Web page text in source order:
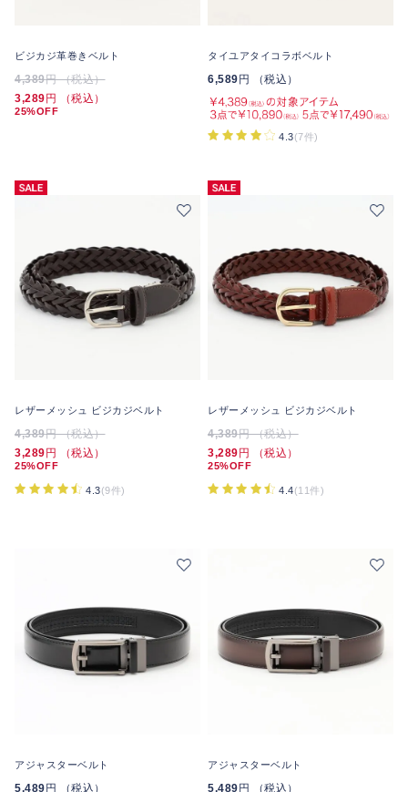
ビジカジ革巻きベルト
4,389円 （税込）
3,289 円 （税込）
25%OFF
タイユアタイコラボベルト
6,589 円 （税込）
4.3(7件)
レザーメッシュ ビジカジベルト
4,389円 （税込）
3,289 円 （税込）
25%OFF
4.3(9件)
レザーメッシュ ビジカジベルト
4,389円 （税込）
3,289 円 （税込）
25%OFF
4.4(11件)
アジャスターベルト
5,489 円 （税込）
アジャスターベルト
5,489 円 （税込）